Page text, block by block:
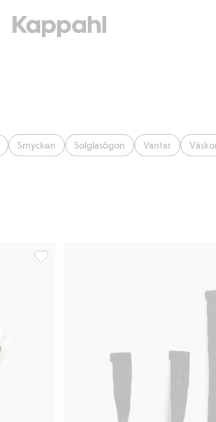
Smycken Solglasögon Vantar